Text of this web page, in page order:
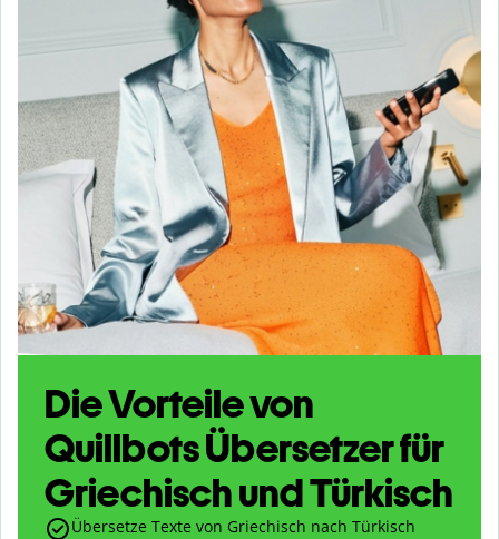
Die Vorteile von
Quillbots Übersetzer für
Griechisch und Türkisch
Übersetze Texte von Griechisch nach Türkisch